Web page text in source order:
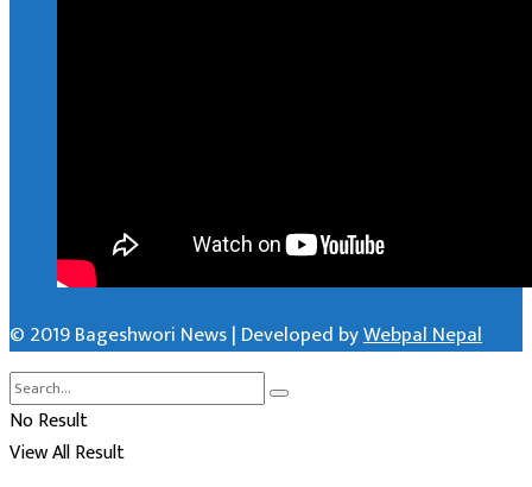
© 2019 Bageshwori News | Developed byWebpal Nepal
No Result
View All Result